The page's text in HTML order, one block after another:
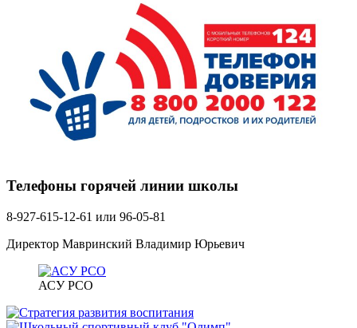
Телефоны горячей линии школы
8-927-615-12-61 или 96-05-81
Директор Мавринский Владимир Юрьевич
АСУ РСО